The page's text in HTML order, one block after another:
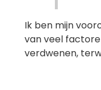
Ik ben mijn
van veel
verdwenen,